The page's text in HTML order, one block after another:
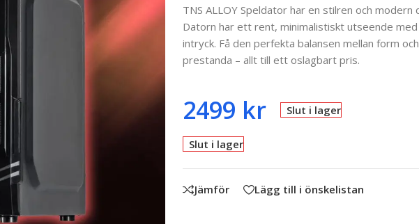
TNS ALLOY Speldator har en stilren och
Datorn har ett rent, minimalistiskt utseende
intryck. Få den perfekta balansen mellan form
prestanda – allt till ett oslagbart pris.
2499 kr Slut i lager
Slut i lager
Jämför Lägg till i önskelistan